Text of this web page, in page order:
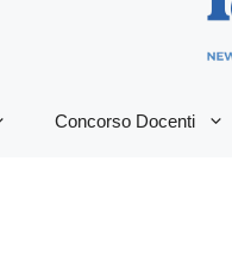
Concorso Docenti